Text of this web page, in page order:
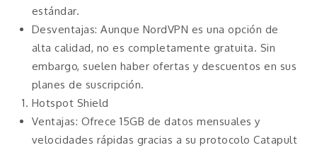
estándar.
Desventajas: Aunque NordVPN es una opción de
alta calidad, no es completamente gratuita. Sin
embargo, suelen haber ofertas y descuentos en sus
planes de suscripción.
Hotspot Shield
Ventajas: Ofrece 15GB de datos mensuales y
velocidades rápidas gracias a su protocolo Catapult